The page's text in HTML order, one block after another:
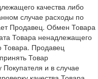
качества либо
случае расходы по
Продавец. Обмен Товара
Товара ненадлежащего
Товара. Продавец
Товар
и в случае